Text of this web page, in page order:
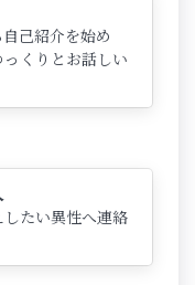
己紹介を始め
くりとお話しい
たい異性へ連絡